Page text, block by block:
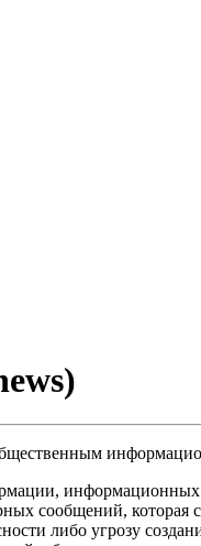
информационных
сообщений, которая
либо угрозу